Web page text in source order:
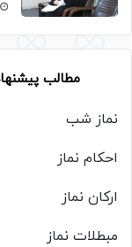
مطالب
نماز شب
احکام نماز
ارکان نماز
مبطلات نماز